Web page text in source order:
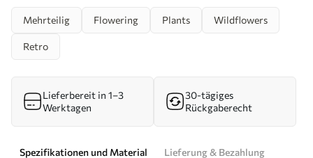
Mehrteilig Flowering Plants Wildflowers
Retro
Lieferbereit in 1–3
Werktagen
30-tägiges
Rückgaberecht
Spezifikationen und Material
Lieferung & Bezahlung